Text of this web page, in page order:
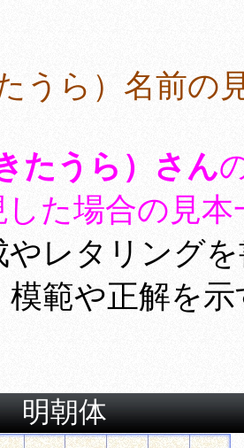
うら）名前の
たうら）さん
た場合の見
やレタリング
模範や正解を
明朝体